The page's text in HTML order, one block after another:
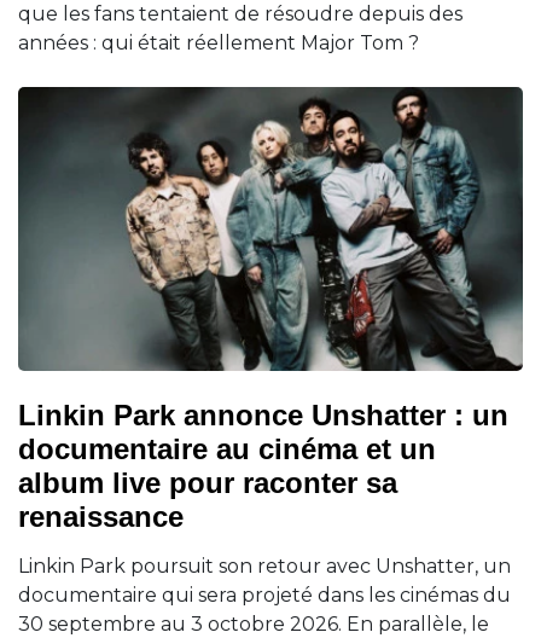
que les fans tentaient de résoudre depuis des
années : qui était réellement Major Tom ?
Linkin Park annonce Unshatter : un
documentaire au cinéma et un
album live pour raconter sa
renaissance
Linkin Park poursuit son retour avec Unshatter, un
documentaire qui sera projeté dans les cinémas du
30 septembre au 3 octobre 2026. En parallèle, le